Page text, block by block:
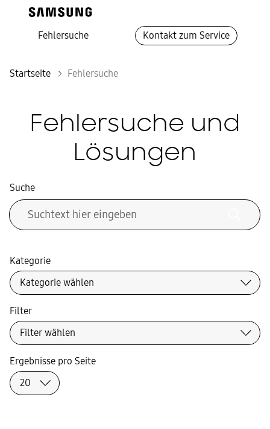
Fehlersuche Kontakt zum Service
Startseite Fehlersuche
Fehlersuche und
Lösungen
Suche
Kategorie
Filter
Ergebnisse pro Seite